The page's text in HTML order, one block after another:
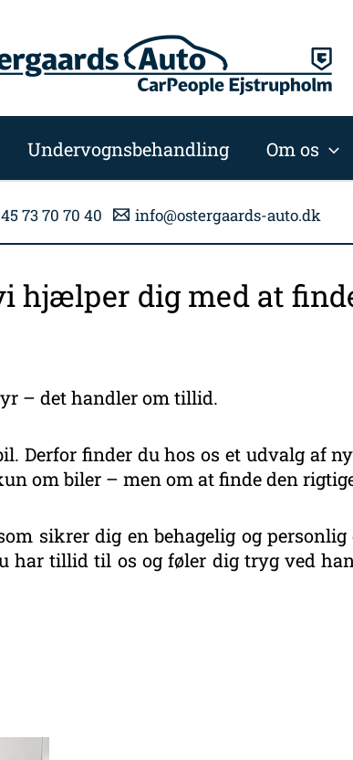
Undervognsbehandling Om os
73 70 70 40 info@ostergaards-auto.dk
hjælper dig med at
– det handler om tillid.
Derfor finder du hos os et udvalg af
om biler – men om at finde den
sikrer dig en behagelig og
har tillid til os og føler dig tryg ved